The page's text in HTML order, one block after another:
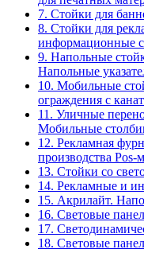
7. Стойки для
8. Стойки для
информационные
9. Напольные
Напольные
10. Мобильные
ограждения с
11. Уличные
Мобильные
12. Рекламная
производства Pos-
13. Стойки со
14. Рекламные и
15. Акрилайт.
16. Световые
17.
18. Световые